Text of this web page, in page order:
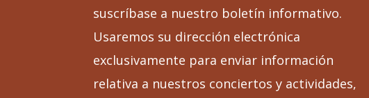
suscríbase a nuestro boletín informativo.
Usaremos su dirección electrónica
exclusivamente para enviar información
relativa a nuestros conciertos y actividades,